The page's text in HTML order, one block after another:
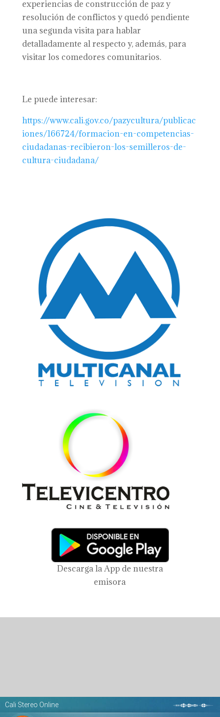
experiencias de construcción de paz y
resolución de conflictos y quedó pendiente
una segunda visita para hablar
detalladamente al respecto y, además, para
visitar los comedores comunitarios.
Le puede interesar:
https://www.cali.gov.co/pazycultura/publicac
iones/166724/formacion-en-competencias-
ciudadanas-recibieron-los-semilleros-de-
cultura-ciudadana/
Descarga la App de nuestra
emisora